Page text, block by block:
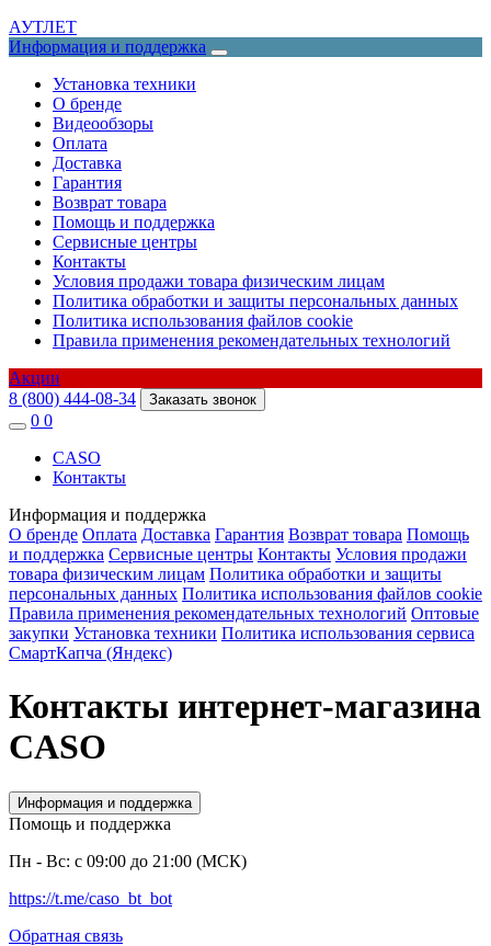
АУТЛЕТ
Информация и поддержка
Установка техники
О бренде
Видеообзоры
Оплата
Доставка
Гарантия
Возврат товара
Помощь и поддержка
Сервисные центры
Контакты
Условия продажи товара физическим лицам
Политика обработки и защиты персональных данных
Политика использования файлов cookie
Правила применения рекомендательных технологий
Акции
8 (800) 444-08-34
Заказать звонок
0 0
CASO
Контакты
Информация и поддержка
О бренде Оплата Доставка Гарантия Возврат товара Помощь
и поддержка Сервисные центры Контакты Условия продажи
товара физическим лицам Политика обработки и защиты
персональных данных Политика использования файлов cookie
Правила применения рекомендательных технологий Оптовые
закупки Установка техники Политика использования сервиса
СмартКапча (Яндекс)
Контакты интернет-магазина
CASO
Информация и поддержка
Помощь и поддержка
Пн - Вс: с 09:00 до 21:00 (МСК)
https://t.me/caso_bt_bot
Обратная связь